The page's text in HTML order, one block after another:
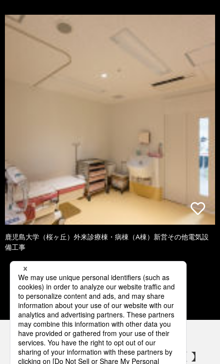
鹿児島大学（桜ヶ丘）外来診療棟・病棟（A棟）新営その他電気設
備工事
1 2 3 4 5
パナソニックの電気設備 SNSアカウント